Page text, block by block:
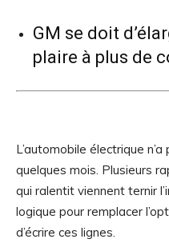
GM se doit
plaire à plus de
L’automobile électrique
quelques mois. Plusieurs
qui ralentit viennent ternir
logique pour remplacer
d’écrire ces lignes.